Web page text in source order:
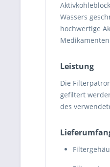
Wassers
hochwertige
Leistung
Die
gefiltert
des